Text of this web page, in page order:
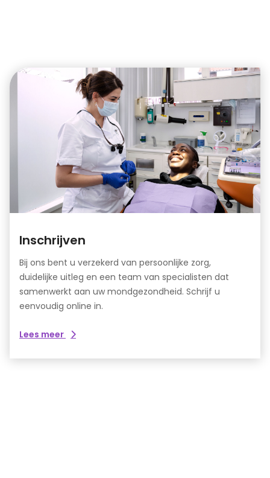
Inschrijven
Bij ons bent u verzekerd van persoonlijke zorg,
duidelijke uitleg en een team van specialisten dat
samenwerkt aan uw mondgezondheid. Schrijf u
eenvoudig online in.
Lees meer over